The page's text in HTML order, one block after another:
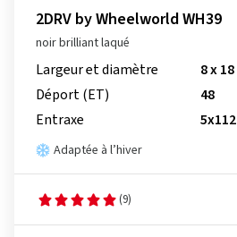
2DRV by Wheelworld WH39
noir brilliant laqué
Largeur et diamètre
8 x 18
Déport (ET)
48
Entraxe
5x112
Adaptée à l’hiver
(9)